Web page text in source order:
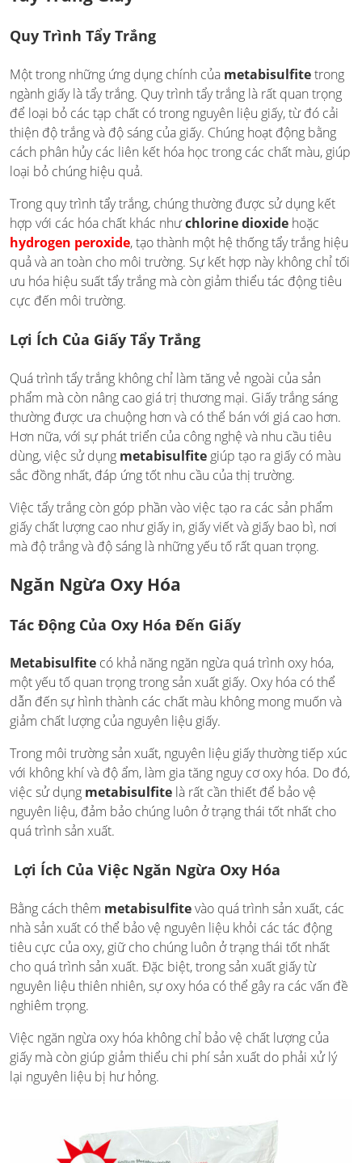
Quy Trình Tẩy Trắng
Một trong những ứng dụng chính của metabisulfitetrong
ngành giấy là tẩy trắng. Quy trình tẩy trắng là rất quan trọng
để loại bỏ các tạp chất có trong nguyên liệu giấy, từ đó cải
thiện độ trắng và độ sáng của giấy. Chúng hoạt động bằng
cách phân hủy các liên kết hóa học trong các chất màu, giúp
loại bỏ chúng hiệu quả.
Trong quy trình tẩy trắng, chúng thường được sử dụng kết
hợp với các hóa chất khác nhưchlorine dioxide hoặc
hydrogen peroxide, tạo thành một hệ thống tẩy trắng hiệu
quả và an toàn cho môi trường. Sự kết hợp này không chỉ tối
ưu hóa hiệu suất tẩy trắng mà còn giảm thiểu tác động tiêu
cực đến môi trường.
Lợi Ích Của Giấy Tẩy Trắng
Quá trình tẩy trắng không chỉ làm tăng vẻ ngoài của sản
phẩm mà còn nâng cao giá trị thương mại. Giấy trắng sáng
thường được ưa chuộng hơn và có thể bán với giá cao hơn.
Hơn nữa, với sự phát triển của công nghệ và nhu cầu tiêu
dùng, việc sử dụng metabisulfite giúp tạo ra giấy có màu
sắc đồng nhất, đáp ứng tốt nhu cầu của thị trường.
Việc tẩy trắng còn góp phần vào việc tạo ra các sản phẩm
giấy chất lượng cao như giấy in, giấy viết và giấy bao bì, nơi
mà độ trắng và độ sáng là những yếu tố rất quan trọng.
Ngăn Ngừa Oxy Hóa
Tác Động Của Oxy Hóa Đến Giấy
Metabisulfite có khả năng ngăn ngừa quá trình oxy hóa,
một yếu tố quan trọng trong sản xuất giấy. Oxy hóa có thể
dẫn đến sự hình thành các chất màu không mong muốn và
giảm chất lượng của nguyên liệu giấy.
Trong môi trường sản xuất, nguyên liệu giấy thường tiếp xúc
với không khí và độ ẩm, làm gia tăng nguy cơ oxy hóa. Do đó,
việc sử dụng metabisulfite là rất cần thiết để bảo vệ
nguyên liệu, đảm bảo chúng luôn ở trạng thái tốt nhất cho
quá trình sản xuất.
Lợi Ích Của Việc Ngăn Ngừa Oxy Hóa
Bằng cách thêm metabisulfitevào quá trình sản xuất, các
nhà sản xuất có thể bảo vệ nguyên liệu khỏi các tác động
tiêu cực của oxy, giữ cho chúng luôn ở trạng thái tốt nhất
cho quá trình sản xuất. Đặc biệt, trong sản xuất giấy từ
nguyên liệu thiên nhiên, sự oxy hóa có thể gây ra các vấn đề
nghiêm trọng.
Việc ngăn ngừa oxy hóa không chỉ bảo vệ chất lượng của
giấy mà còn giúp giảm thiểu chi phí sản xuất do phải xử lý
lại nguyên liệu bị hư hỏng.